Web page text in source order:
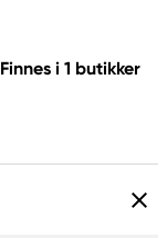
Finnes i 1 butikker